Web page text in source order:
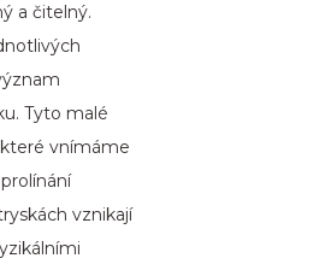
a čitelný.
Tyto malé
vnímáme
vznikají